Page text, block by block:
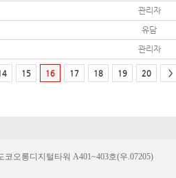
관리자
유담
관리자
15 16 17 18 19 20 >
오롱디지털타워 A401~403호(우.07205)